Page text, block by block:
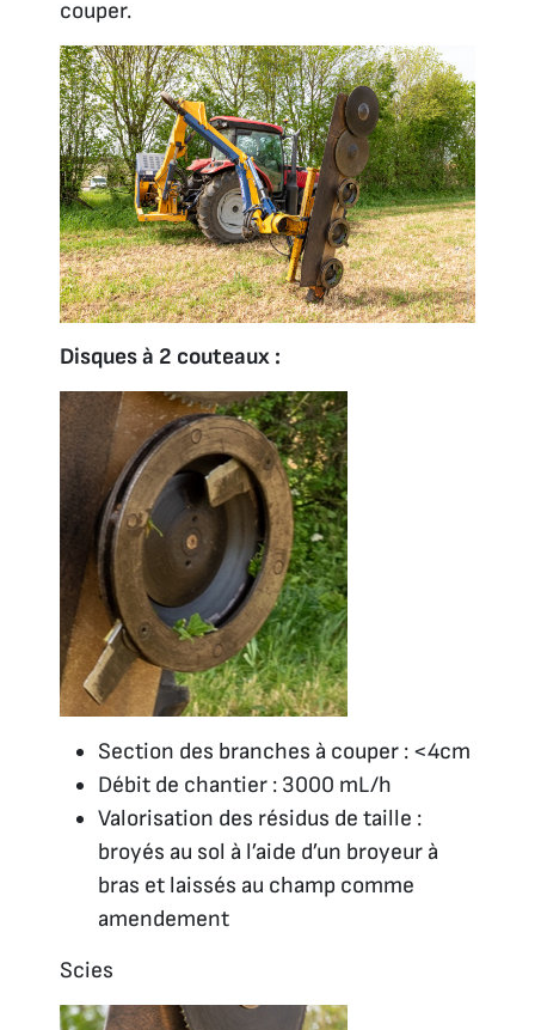
couper.
Disques à 2 couteaux :
Section des branches à couper : <4cm
Débit de chantier : 3000 mL/h
Valorisation des résidus de taille :
broyés au sol à l’aide d’un broyeur à
bras et laissés au champ comme
amendement
Scies